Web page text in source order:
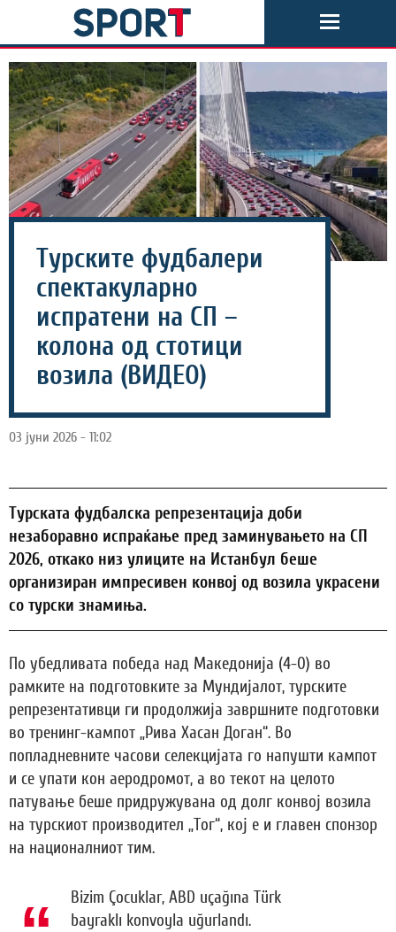
Турските фудбалери
спектакуларно
испратени на СП –
колона од стотици
возила (ВИДЕО)
03 јуни 2026 - 11:02
Турската фудбалска репрезентација доби
незаборавно испраќање пред заминувањето на СП
2026, откако низ улиците на Истанбул беше
организиран импресивен конвој од возила украсени
со турски знамиња.
По убедливата победа над Македонија (4-0) во
рамките на подготовките за Мундијалот, турските
репрезентативци ги продолжија завршните подготовки
во тренинг-кампот „Рива Хасан Доган“. Во
попладневните часови селекцијата го напушти кампот
и се упати кон аеродромот, а во текот на целото
патување беше придружувана од долг конвој возила
на турскиот производител „Тог“, кој е и главен спонзор
на националниот тим.
Bizim Çocuklar, ABD uçağına Türk
bayraklı konvoyla uğurlandı.